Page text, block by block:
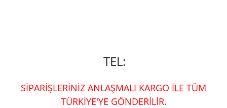
TEL:
SİPARİŞLERİNİZ ANLAŞMALI KARGO İLE TÜM
TÜRKİYE'YE GÖNDERİLİR.